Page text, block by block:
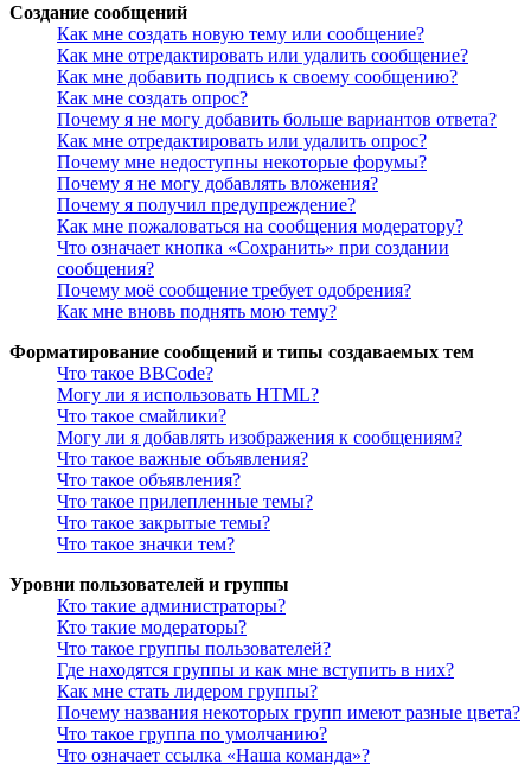
Создание сообщений
Как мне создать новую тему или сообщение?
Как мне отредактировать или удалить сообщение?
Как мне добавить подпись к своему сообщению?
Как мне создать опрос?
Почему я не могу добавить больше вариантов ответа?
Как мне отредактировать или удалить опрос?
Почему мне недоступны некоторые форумы?
Почему я не могу добавлять вложения?
Почему я получил предупреждение?
Как мне пожаловаться на сообщения модератору?
Что означает кнопка «Сохранить» при создании
сообщения?
Почему моё сообщение требует одобрения?
Как мне вновь поднять мою тему?
Форматирование сообщений и типы создаваемых тем
Что такое BBCode?
Могу ли я использовать HTML?
Что такое смайлики?
Могу ли я добавлять изображения к сообщениям?
Что такое важные объявления?
Что такое объявления?
Что такое прилепленные темы?
Что такое закрытые темы?
Что такое значки тем?
Уровни пользователей и группы
Кто такие администраторы?
Кто такие модераторы?
Что такое группы пользователей?
Где находятся группы и как мне вступить в них?
Как мне стать лидером группы?
Почему названия некоторых групп имеют разные цвета?
Что такое группа по умолчанию?
Что означает ссылка «Наша команда»?